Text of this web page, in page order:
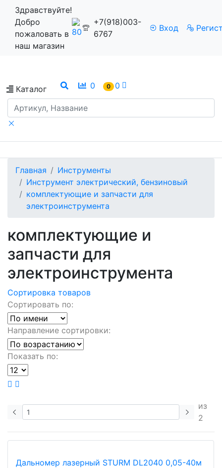
Здравствуйте!
Добро
пожаловать в
наш магазин
+7(918)003-
6767
Вход
Каталог 0 0 0
Главная
Инструменты
Инструмент электрический, бензиновый
комплектующие и запчасти для
электроинструмента
комплектующие и
запчасти для
электроинструмента
Сортировка товаров
Сортировать по:
Направление сортировки:
Показать по:
из
2
Дальномер лазерный STURM DL2040 0,05-40м